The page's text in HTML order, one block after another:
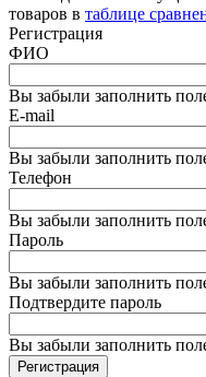
товаров в таблице
Регистрация
ФИО
Вы забыли заполнить
E-mail
Вы забыли заполнить
Телефон
Вы забыли заполнить
Пароль
Вы забыли заполнить
Подтвердите пароль
Вы забыли заполнить
Регистрация